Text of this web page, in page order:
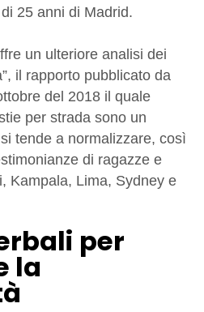
25 anni di Madrid.
un ulteriore analisi dei
il rapporto pubblicato da
del 2018 il quale
per strada sono un
tende a normalizzare, così
di ragazze e
Kampala, Lima, Sydney e
per
la